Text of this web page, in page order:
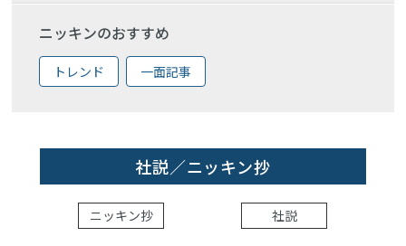
ニッキンのおすすめ
トレンド 一面記事
社説／ニッキン抄
ニッキン抄 社説